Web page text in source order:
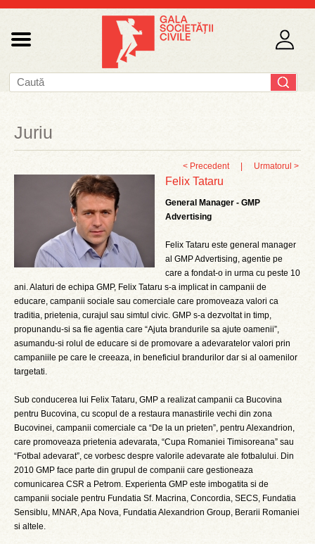
Juriu
< Precedent Urmatorul >
Felix Tataru
General Manager - GMP
Advertising
Felix Tataru este general manager
al GMP Advertising, agentie pe
care a fondat-o in urma cu peste 10
ani. Alaturi de echipa GMP, Felix Tataru s-a implicat in campanii de
educare, campanii sociale sau comerciale care promoveaza valori ca
traditia, prietenia, curajul sau simtul civic. GMP s-a dezvoltat in timp,
propunandu-si sa fie agentia care “Ajuta brandurile sa ajute oamenii”,
asumandu-si rolul de educare si de promovare a adevaratelor valori prin
campaniile pe care le creeaza, in beneficiul brandurilor dar si al oamenilor
targetati.
Sub conducerea lui Felix Tataru, GMP a realizat campanii ca Bucovina
pentru Bucovina, cu scopul de a restaura manastirile vechi din zona
Bucovinei, campanii comerciale ca “De la un prieten”, pentru Alexandrion,
care promoveaza prietenia adevarata, “Cupa Romaniei Timisoreana” sau
“Fotbal adevarat”, ce vorbesc despre valorile adevarate ale fotbalului. Din
2010 GMP face parte din grupul de companii care gestioneaza
comunicarea CSR a Petrom. Experienta GMP este imbogatita si de
campanii sociale pentru Fundatia Sf. Macrina, Concordia, SECS, Fundatia
Sensiblu, MNAR, Apa Nova, Fundatia Alexandrion Group, Berarii Romaniei
si altele.